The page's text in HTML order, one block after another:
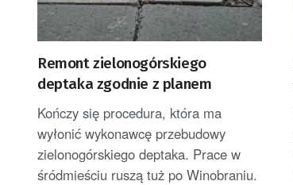
Remont zielonogórskiego
deptaka zgodnie z planem
Kończy się procedura, która ma
wyłonić wykonawcę przebudowy
zielonogórskiego deptaka. Prace w
śródmieściu ruszą tuż po Winobraniu.